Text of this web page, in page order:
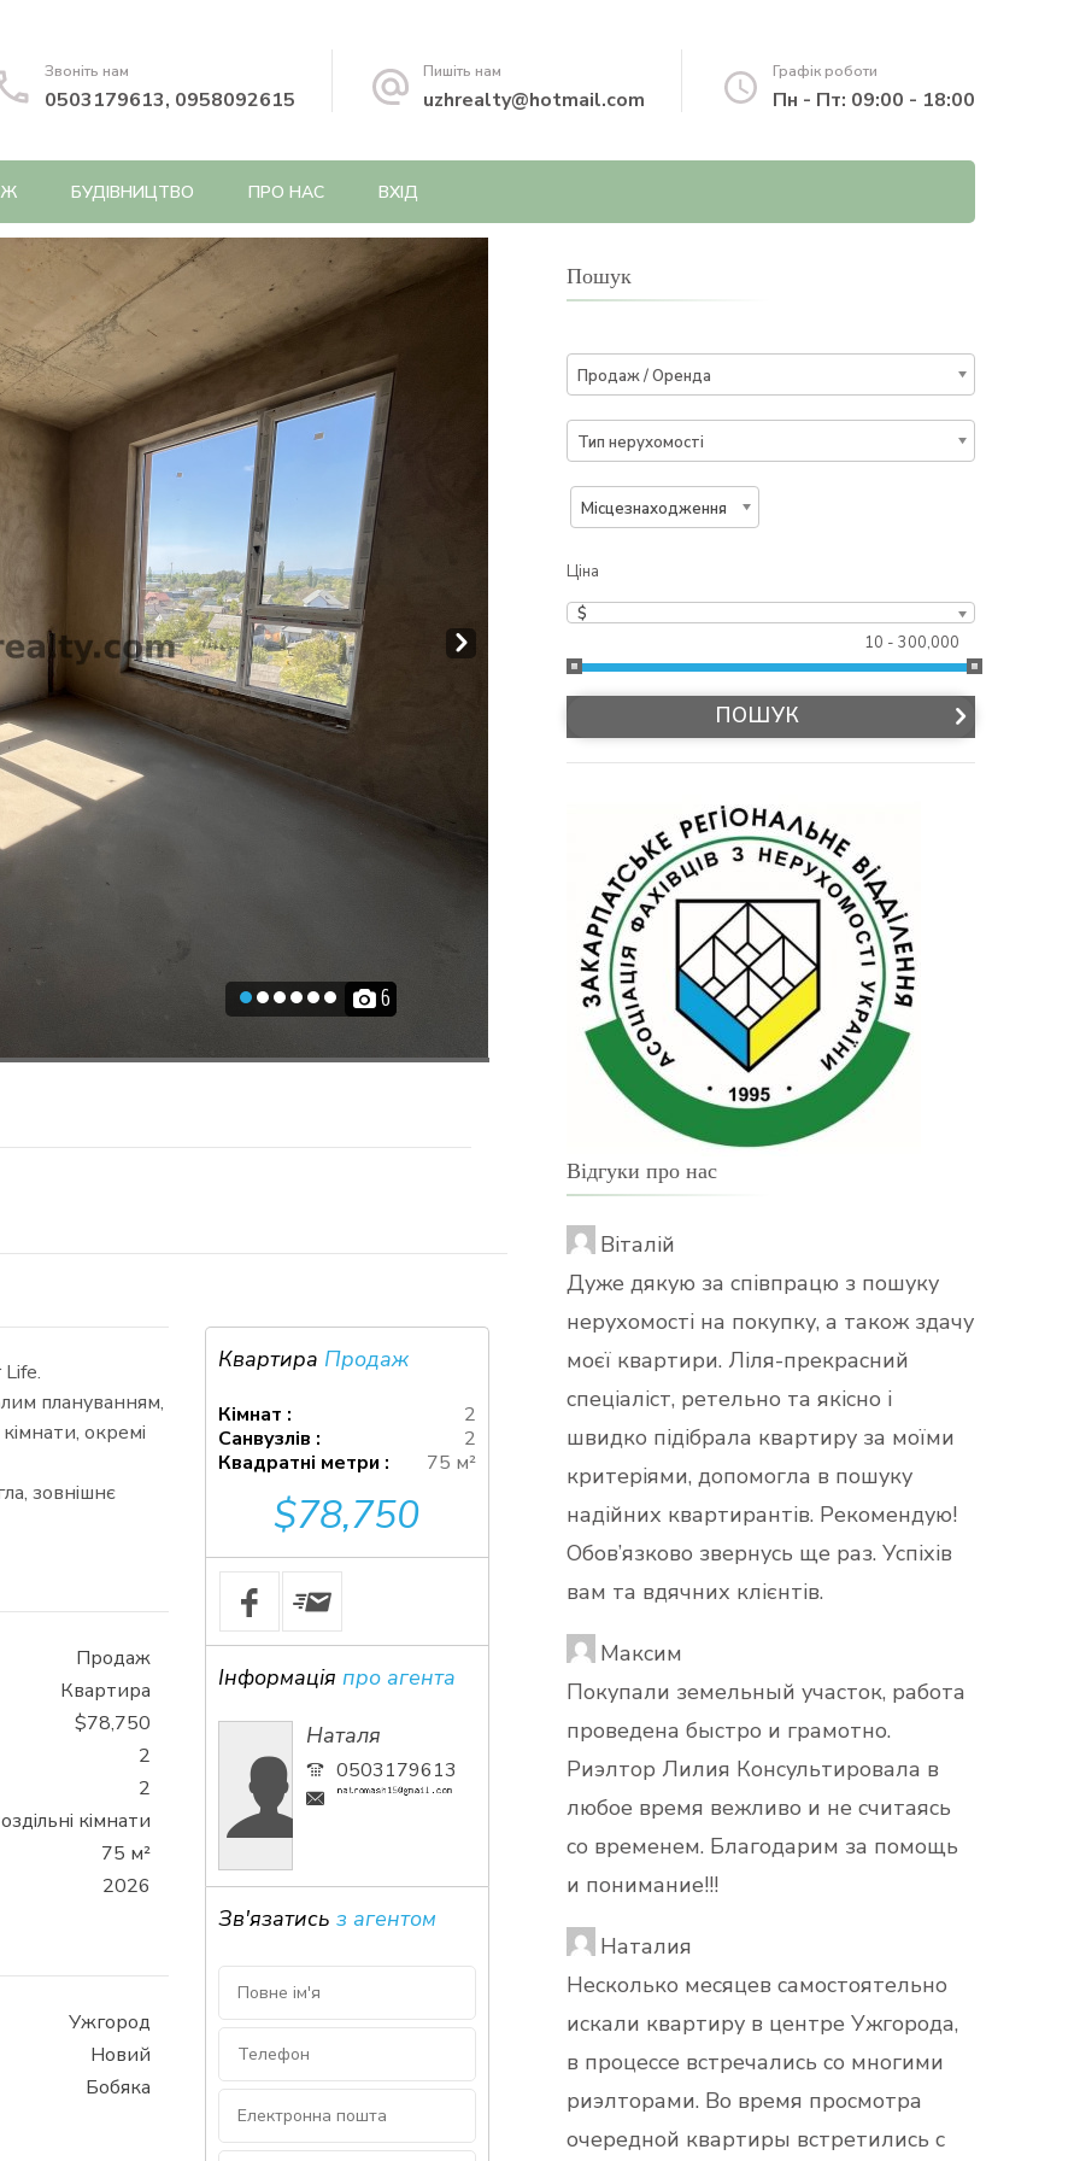
Звоніть нам
0503179613, 0958092615
Пишіть нам
uzhrealty@hotmail.com
Графік роботи
Пн - Пт: 09:00 - 18:00
БУДІВНИЦТВО ПРО НАС ВХІД
Next
6
плануванням,
окремі
зовнішнє
Продаж
Квартира
$78,750
2
2
кімнати
75 м²
2026
Ужгород
Новий
Бобяка
Квартира Продаж
Кімнат :
2
Санвузлів :
2
Квадратні метри :
75 м²
$78,750
Інформація про агента
Наталя
0503179613
Зв'язатись з агентом
Пошук
Продаж / Оренда
Тип нерухомості
Місцезнаходження
Ціна
$
10 - 300,000
Відгуки про нас
Віталій
Дуже дякую за співпрацю з пошуку
нерухомості на покупку, а також здачу
моєї квартири. Ліля-прекрасний
спеціаліст, ретельно та якісно і
швидко підібрала квартиру за моїми
критеріями, допомогла в пошуку
надійних квартирантів. Рекомендую!
Обов’язково звернусь ще раз. Успіхів
вам та вдячних клієнтів.
Максим
Покупали земельный участок, работа
проведена быстро и грамотно.
Риэлтор Лилия Консультировала в
любое время вежливо и не считаясь
со временем. Благодарим за помощь
и понимание!!!
Наталия
Несколько месяцев самостоятельно
искали квартиру в центре Ужгорода,
в процессе встречались со многими
риэлторами. Во время просмотра
очередной квартиры встретились с